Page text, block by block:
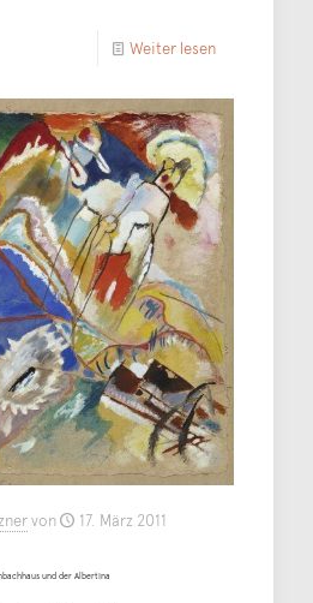
Weiter lesen
von
17. März 2011
und der Albertina